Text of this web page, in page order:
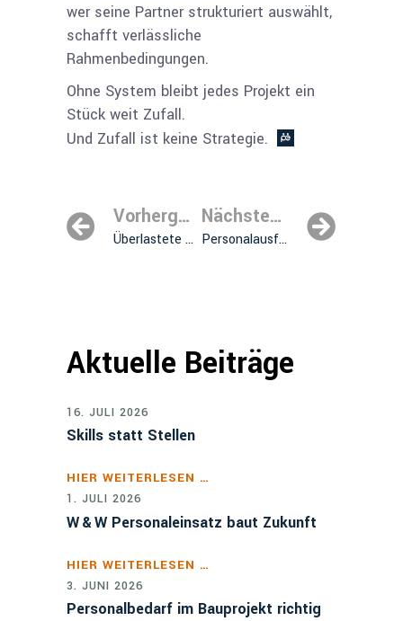
wer seine Partner strukturiert auswählt,
schafft verlässliche
Rahmenbedingungen.
Ohne System bleibt jedes Projekt ein
Stück weit Zufall.
Und Zufall ist keine Strategie.
Vorhergehender Beitrag
Überlastete Organisation gefährdet den Projekterfolg – oft unbemerkt
Nächster Beitrag
Personalausfall auf der Baustelle
Aktuelle Beiträge
16. JULI 2026
Skills statt Stellen
HIER WEITERLESEN …
1. JULI 2026
W & W Personaleinsatz baut Zukunft
HIER WEITERLESEN …
3. JUNI 2026
Personalbedarf im Bauprojekt richtig